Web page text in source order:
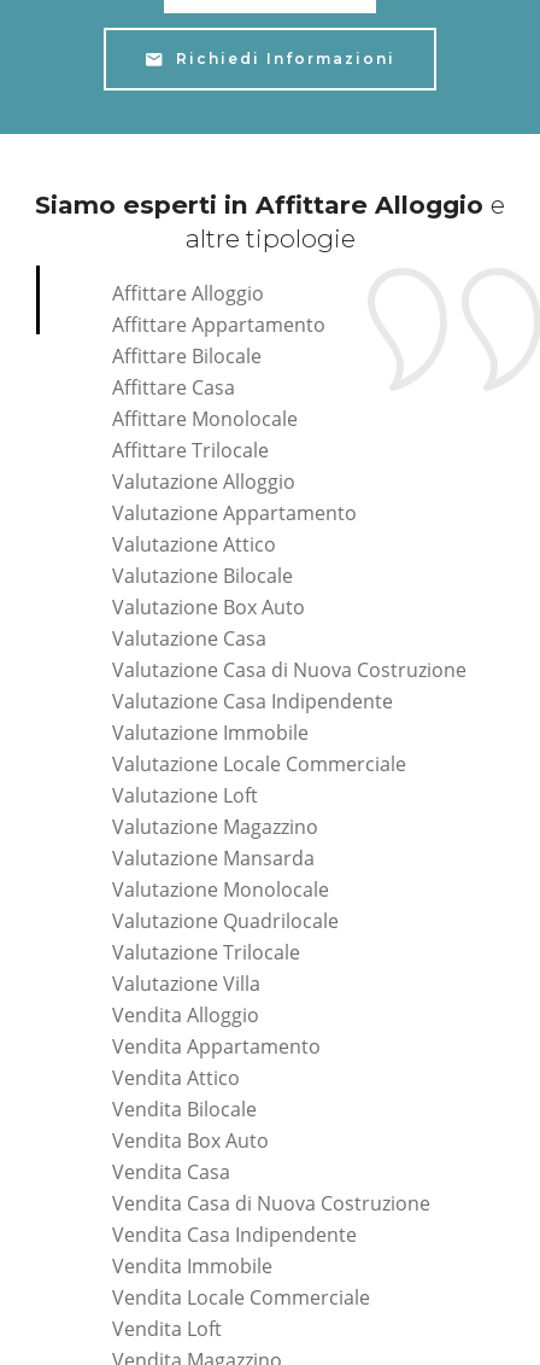
Richiedi Informazioni
Siamo esperti in Affittare Alloggio e
altre tipologie
Affittare Alloggio
Affittare Appartamento
Affittare Bilocale
Affittare Casa
Affittare Monolocale
Affittare Trilocale
Valutazione Alloggio
Valutazione Appartamento
Valutazione Attico
Valutazione Bilocale
Valutazione Box Auto
Valutazione Casa
Valutazione Casa di Nuova Costruzione
Valutazione Casa Indipendente
Valutazione Immobile
Valutazione Locale Commerciale
Valutazione Loft
Valutazione Magazzino
Valutazione Mansarda
Valutazione Monolocale
Valutazione Quadrilocale
Valutazione Trilocale
Valutazione Villa
Vendita Alloggio
Vendita Appartamento
Vendita Attico
Vendita Bilocale
Vendita Box Auto
Vendita Casa
Vendita Casa di Nuova Costruzione
Vendita Casa Indipendente
Vendita Immobile
Vendita Locale Commerciale
Vendita Loft